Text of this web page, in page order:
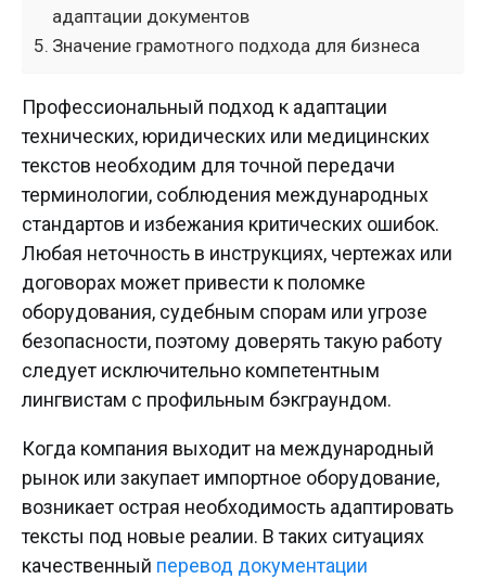
адаптации документов
Значение грамотного подхода для бизнеса
Профессиональный подход к адаптации
технических, юридических или медицинских
текстов необходим для точной передачи
терминологии, соблюдения международных
стандартов и избежания критических ошибок.
Любая неточность в инструкциях, чертежах или
договорах может привести к поломке
оборудования, судебным спорам или угрозе
безопасности, поэтому доверять такую работу
следует исключительно компетентным
лингвистам с профильным бэкграундом.
Когда компания выходит на международный
рынок или закупает импортное оборудование,
возникает острая необходимость адаптировать
тексты под новые реалии. В таких ситуациях
качественный перевод документации